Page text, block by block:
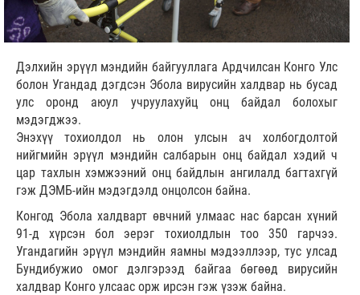
Дэлхийн эрүүл мэндийн байгууллага Ардчилсан Конго Улс
болон Угандад дэгдсэн Эбола вирусийн халдвар нь бусад
улс оронд аюул учруулахуйц онц байдал болохыг
мэдэгджээ.
Энэхүү тохиолдол нь олон улсын ач холбогдолтой
нийгмийн эрүүл мэндийн салбарын онц байдал хэдий ч
цар тахлын хэмжээний онц байдлын ангилалд багтахгүй
гэж ДЭМБ-ийн мэдэгдэлд онцолсон байна.
Конгод Эбола халдварт өвчний улмаас нас барсан хүний
91-д хүрсэн бол эерэг тохиолдлын тоо 350 гарчээ.
Угандагийн эрүүл мэндийн яамны мэдээллээр, тус улсад
Бундибужио омог дэлгэрээд байгаа бөгөөд вирусийн
халдвар Конго улсаас орж ирсэн гэж үзэж байна.